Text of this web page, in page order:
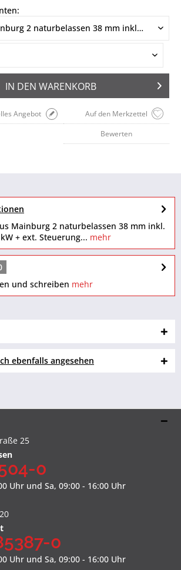
IN DEN WARENKORB
Auf den Merkzettel
Angebot
Bewerten
Mainburg 2 naturbelassen 38 mm inkl.
+ ext. Steuerung... mehr
und schreiben mehr
ebenfalls angesehen
25
0
Uhr und Sa, 09:00 - 16:00 Uhr
0
Uhr und Sa, 09:00 - 16:00 Uhr